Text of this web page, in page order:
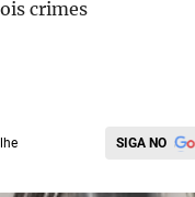
crimes
SIGA NO